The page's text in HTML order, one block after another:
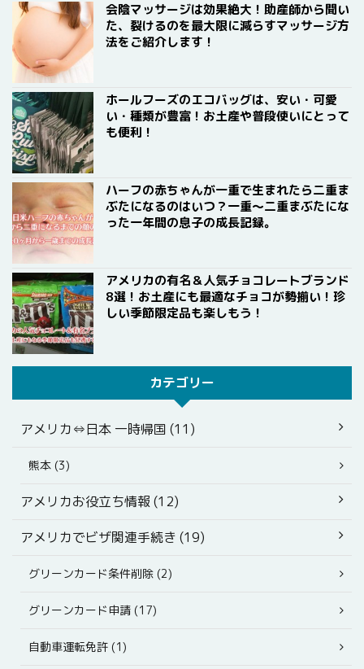
会陰マッサージは効果絶大！助産師から聞い
た、裂けるのを最大限に減らすマッサージ方
法をご紹介します！
ホールフーズのエコバッグは、安い・可愛
い・種類が豊富！お土産や普段使いにとって
も便利！
ハーフの赤ちゃんが一重で生まれたら二重ま
ぶたになるのはいつ？一重〜二重まぶたにな
った一年間の息子の成長記録。
アメリカの有名＆人気チョコレートブランド
8選！お土産にも最適なチョコが勢揃い！珍
しい季節限定品も楽しもう！
カテゴリー
アメリカ⇔日本 一時帰国 (11)
熊本 (3)
アメリカお役立ち情報 (12)
アメリカでビザ関連手続き (19)
グリーンカード条件削除 (2)
グリーンカード申請 (17)
自動車運転免許 (1)